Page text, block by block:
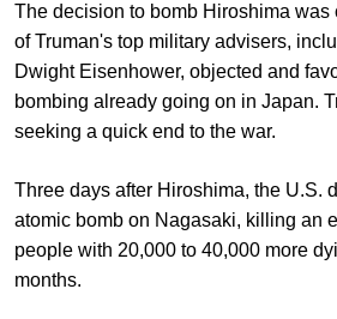
The decision to bomb Hiroshima was
of Truman's top military advisers,
Dwight Eisenhower, objected and
bombing already going on in Japan.
seeking a quick end to the war.
Three days after Hiroshima, the U.S.
atomic bomb on Nagasaki, killing an
people with 20,000 to 40,000 more
months.